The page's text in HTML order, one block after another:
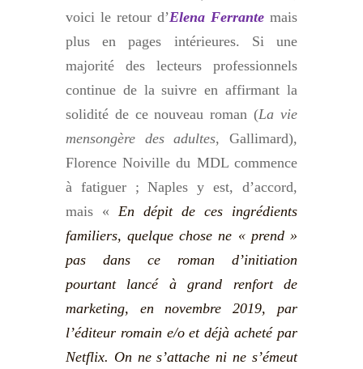
voici le retour d’Elena Ferrantemais
plus en pages intérieures. Si une
majorité des lecteurs professionnels
continue de la suivre en affirmant la
solidité de ce nouveau roman (La vie
mensongère des adultes, Gallimard),
Florence Noiville du MDL commence
à fatiguer ; Naples y est, d’accord,
mais « En dépit de ces ingrédients
familiers, quelque chose ne « prend »
pas dans ce roman d’initiation
pourtant lancé à grand renfort de
marketing, en novembre 2019, par
l’éditeur romain e/o et déjà acheté par
Netflix. On ne s’attache ni ne s’émeut